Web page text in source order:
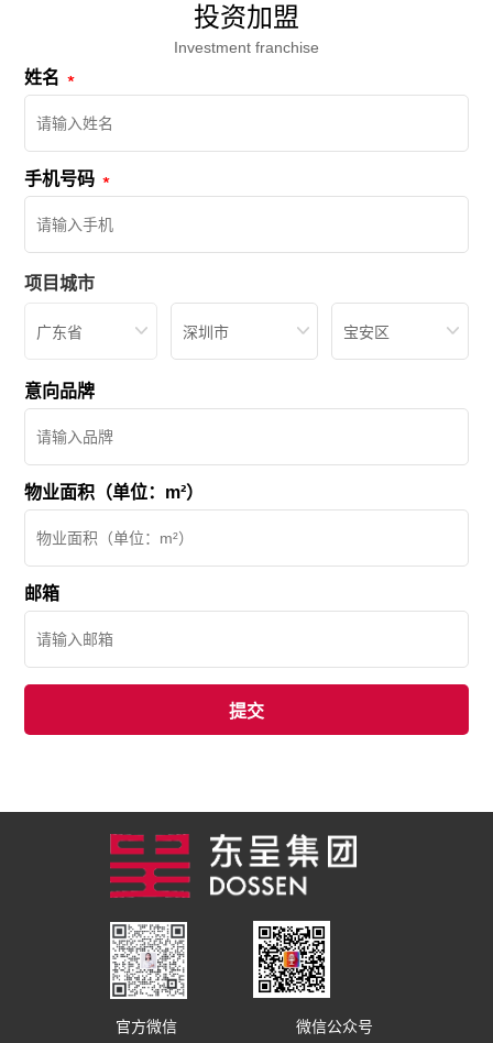
投资加盟
Investment franchise
姓名
手机号码
项目城市
广东省 深圳市 宝安区
意向品牌
物业面积（单位：m²）
邮箱
官方微信 微信公众号